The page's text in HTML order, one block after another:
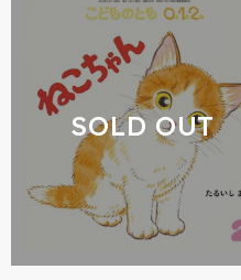
SOLD OUT